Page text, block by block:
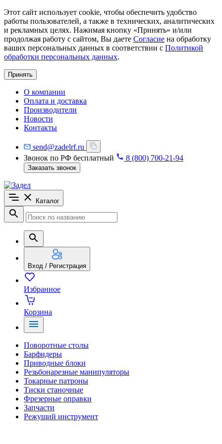
Этот сайт использует cookie, чтобы обеспечить удобство
работы пользователей, а также в технических, аналитических
и рекламных целях. Нажимая кнопку «Принять» и/или
продолжая работу с сайтом, Вы даете Согласие на обработку
ваших персональных данных в соответствии с Политикой
обработки персональных данных.
Принять
О компании
Оплата и доставка
Производители
Новости
Контакты
send@zadelrf.ru
Звонок по РФ бесплатный
8 (800) 700-21-94
Заказать звонок
Каталог
Вход / Регистрация
Избранное
Корзина
Поворотные столы
Барфидеры
Приводные блоки
Резьбонарезные манипуляторы
Токарные патроны
Тиски станочные
Фрезерные оправки
Запчасти
Режущий инструмент